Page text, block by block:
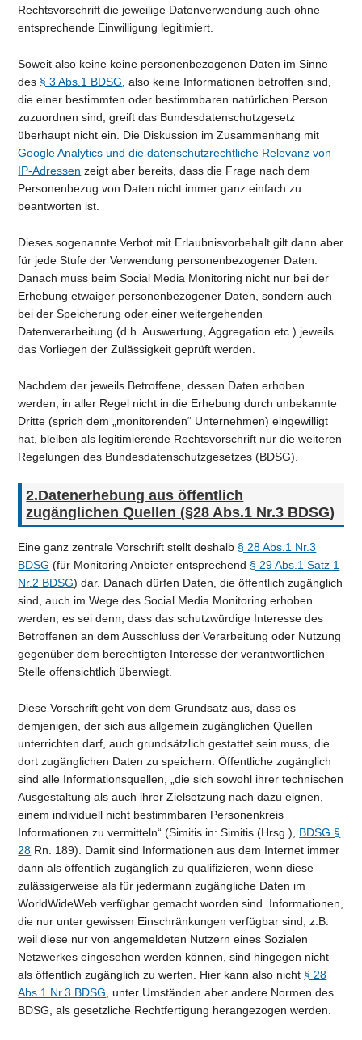
Rechtsvorschrift die jeweilige Datenverwendung auch ohne
entsprechende Einwilligung legitimiert.
Soweit also keine keine personenbezogenen Daten im Sinne
des § 3 Abs.1 BDSG , also keine Informationen betroffen sind,
die einer bestimmten oder bestimmbaren natürlichen Person
zuzuordnen sind, greift das Bundesdatenschutzgesetz
überhaupt nicht ein. Die Diskussion im Zusammenhang mit
Google Analytics und die datenschutzrechtliche Relevanz von
IP-Adressen zeigt aber bereits, dass die Frage nach dem
Personenbezug von Daten nicht immer ganz einfach zu
beantworten ist.
Dieses sogenannte Verbot mit Erlaubnisvorbehalt gilt dann aber
für jede Stufe der Verwendung personenbezogener Daten.
Danach muss beim Social Media Monitoring nicht nur bei der
Erhebung etwaiger personenbezogener Daten, sondern auch
bei der Speicherung oder einer weitergehenden
Datenverarbeitung (d.h. Auswertung, Aggregation etc.) jeweils
das Vorliegen der Zulässigkeit geprüft werden.
Nachdem der jeweils Betroffene, dessen Daten erhoben
werden, in aller Regel nicht in die Erhebung durch unbekannte
Dritte (sprich dem „monitorenden“ Unternehmen) eingewilligt
hat, bleiben als legitimierende Rechtsvorschrift nur die weiteren
Regelungen des Bundesdatenschutzgesetzes (BDSG).
2.Datenerhebung aus öffentlich
zugänglichen Quellen (§28 Abs.1 Nr.3 BDSG)
Eine ganz zentrale Vorschrift stellt deshalb § 28 Abs.1 Nr.3
BDSG (für Monitoring Anbieter entsprechend § 29 Abs.1 Satz 1
Nr.2 BDSG) dar. Danach dürfen Daten, die öffentlich zugänglich
sind, auch im Wege des Social Media Monitoring erhoben
werden, es sei denn, dass das schutzwürdige Interesse des
Betroffenen an dem Ausschluss der Verarbeitung oder Nutzung
gegenüber dem berechtigten Interesse der verantwortlichen
Stelle offensichtlich überwiegt.
Diese Vorschrift geht von dem Grundsatz aus, dass es
demjenigen, der sich aus allgemein zugänglichen Quellen
unterrichten darf, auch grundsätzlich gestattet sein muss, die
dort zugänglichen Daten zu speichern. Öffentliche zugänglich
sind alle Informationsquellen, „die sich sowohl ihrer technischen
Ausgestaltung als auch ihrer Zielsetzung nach dazu eignen,
einem individuell nicht bestimmbaren Personenkreis
Informationen zu vermitteln“ (Simitis in: Simitis (Hrsg.), BDSG §
28 Rn. 189). Damit sind Informationen aus dem Internet immer
dann als öffentlich zugänglich zu qualifizieren, wenn diese
zulässigerweise als für jedermann zugängliche Daten im
WorldWideWeb verfügbar gemacht worden sind. Informationen,
die nur unter gewissen Einschränkungen verfügbar sind, z.B.
weil diese nur von angemeldeten Nutzern eines Sozialen
Netzwerkes eingesehen werden können, sind hingegen nicht
als öffentlich zugänglich zu werten. Hier kann also nicht § 28
Abs.1 Nr.3 BDSG , unter Umständen aber andere Normen des
BDSG, als gesetzliche Rechtfertigung herangezogen werden.